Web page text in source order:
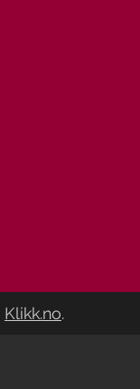
Klikk.no.